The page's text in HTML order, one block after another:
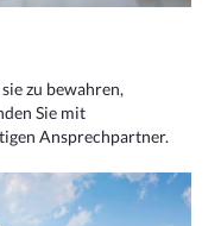
zu bewahren,
Sie mit
Ansprechpartner.